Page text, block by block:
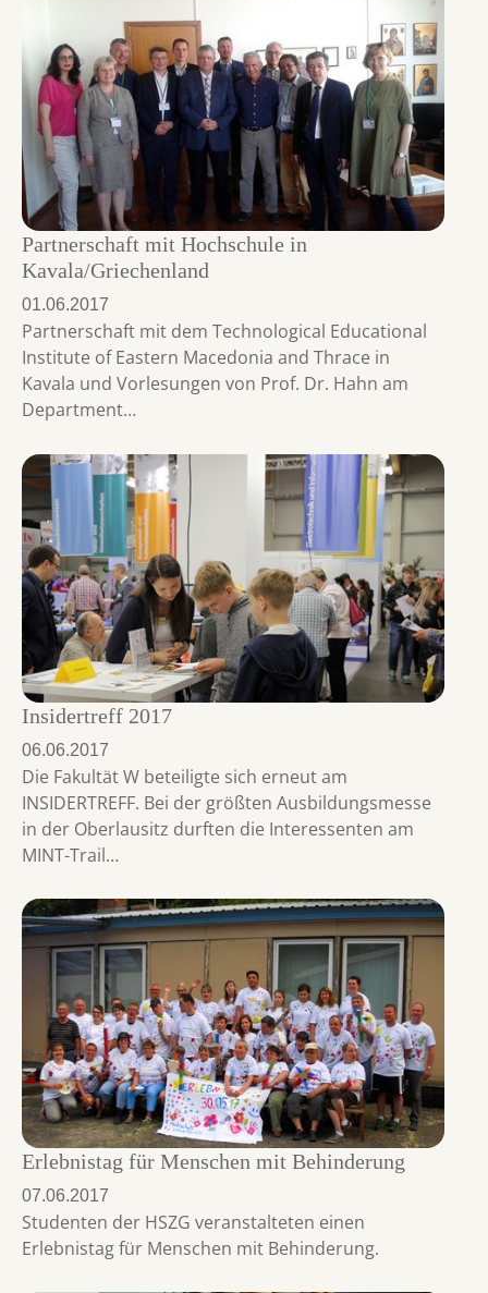
Partnerschaft mit Hochschule in
Kavala/Griechenland
01.06.2017
Partnerschaft mit dem Technological Educational
Institute of Eastern Macedonia and Thrace in
Kavala und Vorlesungen von Prof. Dr. Hahn am
Department…
Insidertreff 2017
06.06.2017
Die Fakultät W beteiligte sich erneut am
INSIDERTREFF. Bei der größten Ausbildungsmesse
in der Oberlausitz durften die Interessenten am
MINT-Trail…
Erlebnistag für Menschen mit Behinderung
07.06.2017
Studenten der HSZG veranstalteten einen
Erlebnistag für Menschen mit Behinderung.